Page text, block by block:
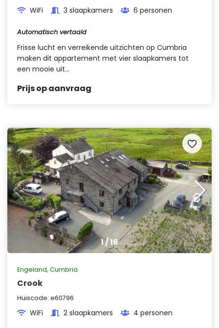
WiFi 3 slaapkamers 6 personen
Automatisch vertaald
Frisse lucht en verreikende uitzichten op Cumbria
maken dit appartement met vier slaapkamers tot
een mooie uit...
Prijs op aanvraag
1/16
Engeland, Cumbria
Crook
Huiscode: e60796
WiFi 2 slaapkamers 4 personen